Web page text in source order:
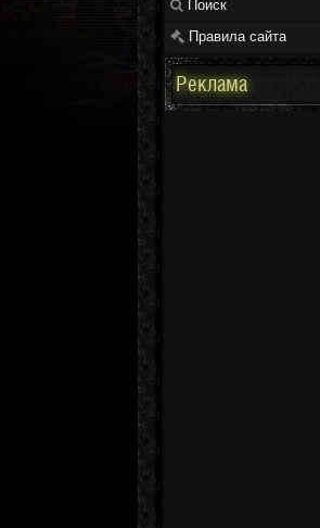
Поиск
Правила сайта
Реклама